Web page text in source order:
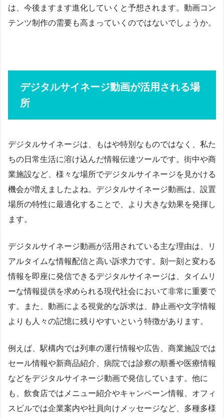
は、今後ますます進化していくと予想されます。動画コン
テンツ制作の需要も高まっていくのではないでしょうか。
デジタルサイネージ動画が活用される場
所
デジタルサイネージは、もはや特別なものではなく、私た
ちの日常生活に溶け込んだ情報伝達ツールです。街中や商
業施設など、様々な場所でデジタルサイネージを見かける
機会が増えましたよね。デジタルサイネージ動画は、設置
場所の特性に最適化することで、より大きな効果を発揮し
ます。
デジタルサイネージ動画が活用されている主な理由は、リ
アルタイムな情報配信と高い訴求力です。刻一刻と変わる
情報を即座に発信できるデジタルサイネージは、タイムリ
ーな情報提供を求められる現代社会において非常に重要で
す。また、動画による視覚的な訴求は、静止画や文字情報
よりも人々の記憶に残りやすいという特徴があります。
例えば、駅構内では列車の運行情報や広告、商業施設では
セール情報や新商品紹介、病院では診察の順番や医療情報
などをデジタルサイネージ動画で発信しています。他に
も、飲食店ではメニュー紹介やキャンペーン情報、オフィ
スビルでは企業案内や社員向けメッセージなど、多種多様